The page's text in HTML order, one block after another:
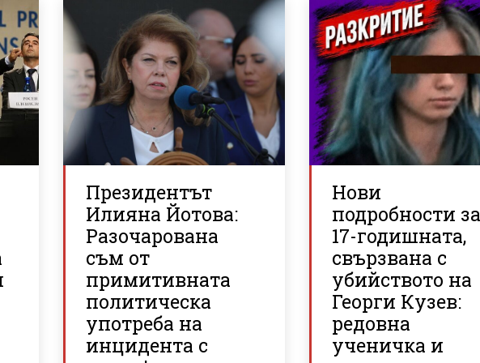
Президентът
Илияна Йотова:
Разочарована
съм от
примитивната
политическа
употреба на
инцидента с
Нови
подробности
17-годишната,
свързвана с
убийството на
Георги Кузев:
редовна
ученичка и